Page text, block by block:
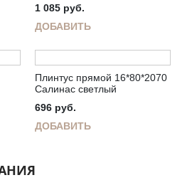
1 085 руб.
ДОБАВИТЬ
Плинтус прямой 16*80*2070
Салинас светлый
696 руб.
ДОБАВИТЬ